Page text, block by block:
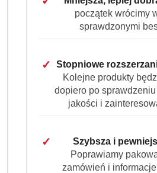
początek wrócimy
sprawdzonymi
✓
Stopniowe
Kolejne produkty
dopiero po
jakości i
✓
Szybsza i
Poprawiamy
zamówień i